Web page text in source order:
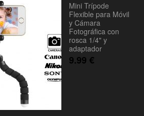
Mini Trípode
Flexible para Móvil
y Cámara
Fotográfica con
rosca 1/4" y
adaptador
9.99 €